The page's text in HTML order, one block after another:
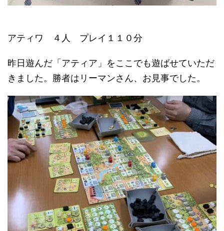
アティワ ４人 プレイ１１０分
昨日遊んだ「アティア」をここでも遊ばせていただ
きました。勝者はリーマンさん、お見事でした。